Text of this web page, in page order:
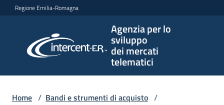
Vai al contenuto
Vai alla navigazione
Vai al footer
Regione Emilia-Romagna
Agenzia per lo
sviluppo
dei mercati
telematici
per lo
sviluppo
telematici
Home / Bandi e strumenti di acquisto /